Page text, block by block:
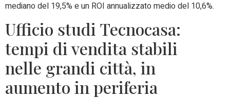
mediano del 19,5% e un ROI annualizzato medio del 10,6%.
Ufficio studi Tecnocasa:
tempi di vendita stabili
nelle grandi città, in
aumento in periferia